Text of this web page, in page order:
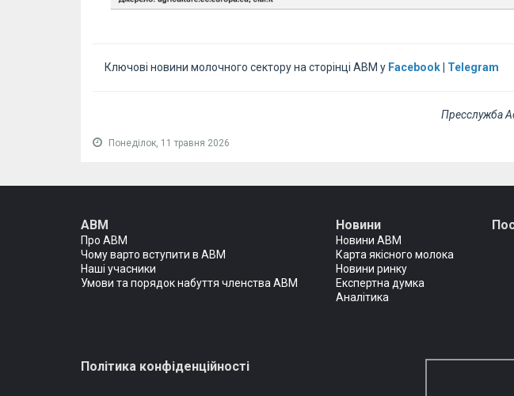
Ключові новини молочного сектору на сторінці АВМ у Facebook Telegram
Пресслужба
Понеділок, 11 травня 2026
АВМ
Про АВМ
Чому варто вступити в АВМ
Наші учасники
Умови та порядок набуття членства АВМ
Новини
Новини АВМ
Карта якісного молока
Новини ринку
Експертна думка
Аналітика
Політика конфіденційності